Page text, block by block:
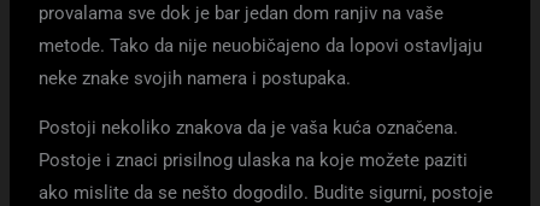
provalama sve dok je bar jedan dom ranjiv na vaše
metode. Tako da nije neuobičajeno da lopovi ostavljaju
neke znake svojih namera i postupaka.
Postoji nekoliko znakova da je vaša kuća označena.
Postoje i znaci prisilnog ulaska na koje možete paziti
ako mislite da se nešto dogodilo. Budite sigurni, postoje